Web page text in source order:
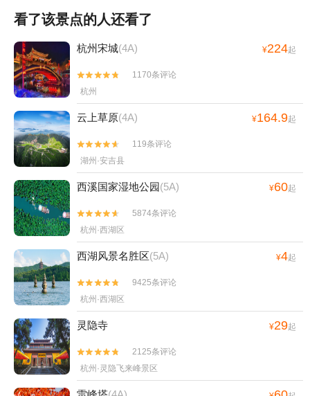
看了该景点的人还看了
杭州宋城(4A) ¥224起


1170条评论
杭州
云上草原(4A) ¥164.9起


119条评论
湖州·安吉县
西溪国家湿地公园(5A) ¥60起


5874条评论
杭州·西湖区
西湖风景名胜区(5A) ¥4起


9425条评论
杭州·西湖区
灵隐寺 ¥29起


2125条评论
杭州·灵隐飞来峰景区